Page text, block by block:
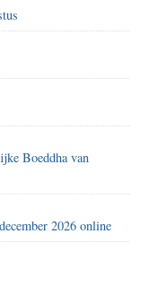
Boeddha van
2026 online